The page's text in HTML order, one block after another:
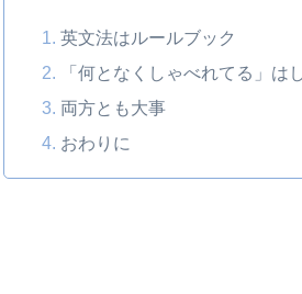
英文法はルールブック
「何となくしゃべれてる」は
両方とも大事
おわりに